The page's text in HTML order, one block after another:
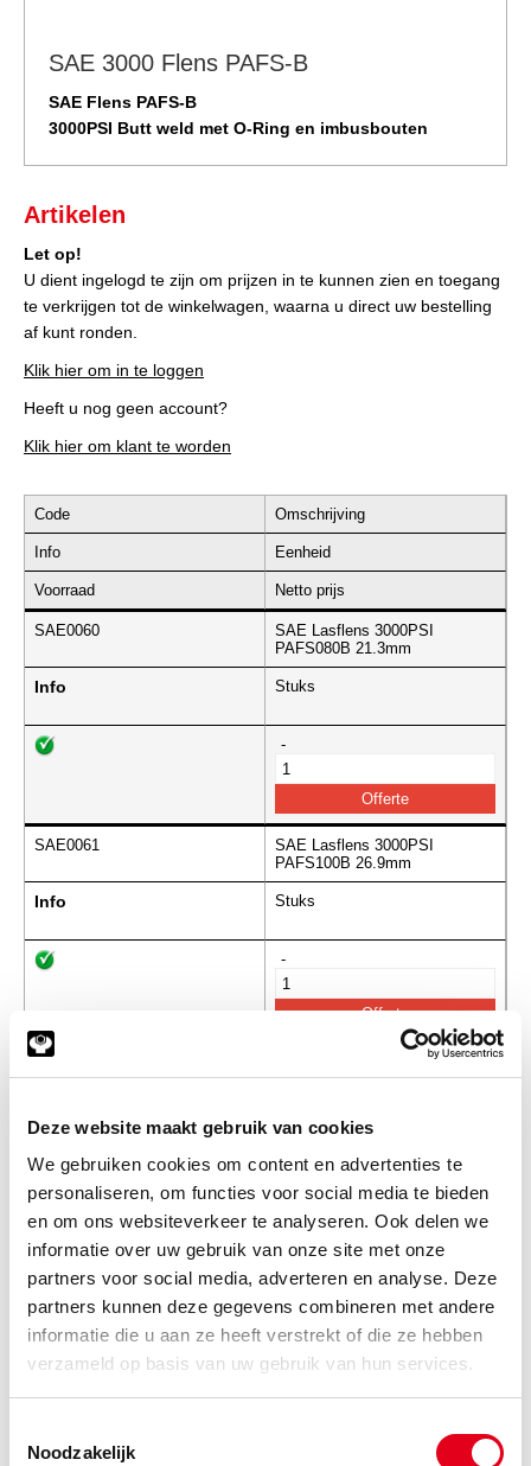
Deze website maakt gebruik van cookies
We gebruiken cookies om content en advertenties te
personaliseren, om functies voor social media te bieden
en om ons websiteverkeer te analyseren. Ook delen we
informatie over uw gebruik van onze site met onze
partners voor social media, adverteren en analyse. Deze
partners kunnen deze gegevens combineren met andere
informatie die u aan ze heeft verstrekt of die ze hebben
verzameld op basis van uw gebruik van hun services.
Noodzakelijk
SAE 3000 Flens PAFS-B
SAE Flens PAFS-B
3000PSI Butt weld met O-Ring en imbusbouten
Artikelen
Let op!
U dient ingelogd te zijn om prijzen in te kunnen zien en toegang
te verkrijgen tot de winkelwagen, waarna u direct uw bestelling
af kunt ronden.
Klik hier om in te loggen
Heeft u nog geen account?
Klik hier om klant te worden
Code Omschrijving
Info Eenheid
Voorraad Netto prijs
SAE0060
SAE Lasflens 3000PSI
PAFS080B 21.3mm
Info Stuks
-
SAE0061
SAE Lasflens 3000PSI
PAFS100B 26.9mm
Info Stuks
-
SAE0062
SAE Lasflens 3000PSI
PAFS102B 33.7mm
-
SAE0063
SAE Lasflens 3000PSI
Info Stuks